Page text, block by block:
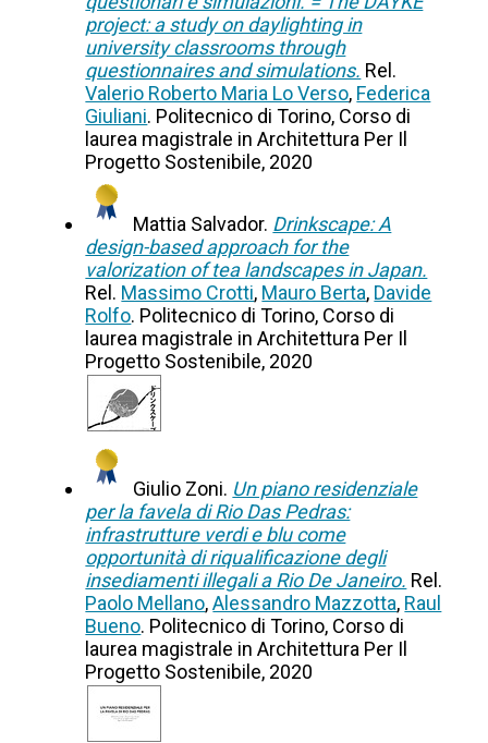
project: a study on daylighting in
university classrooms through
questionnaires and simulations. Rel.
Valerio Roberto Maria Lo Verso, Federica
Giuliani. Politecnico di Torino, Corso di
laurea magistrale in Architettura Per Il
Progetto Sostenibile, 2020
Mattia Salvador. Drinkscape: A
design-based approach for the
valorization of tea landscapes in Japan.
Rel. Massimo Crotti, Mauro Berta, Davide
Rolfo. Politecnico di Torino, Corso di
laurea magistrale in Architettura Per Il
Progetto Sostenibile, 2020
Giulio Zoni. Un piano residenziale
per la favela di Rio Das Pedras:
infrastrutture verdi e blu come
opportunità di riqualificazione degli
insediamenti illegali a Rio De Janeiro. Rel.
Paolo Mellano,Alessandro Mazzotta, Raul
Bueno. Politecnico di Torino, Corso di
laurea magistrale in Architettura Per Il
Progetto Sostenibile, 2020